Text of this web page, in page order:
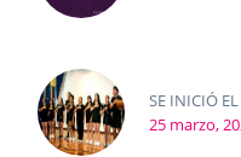
SE INICIÓ
25 marzo,